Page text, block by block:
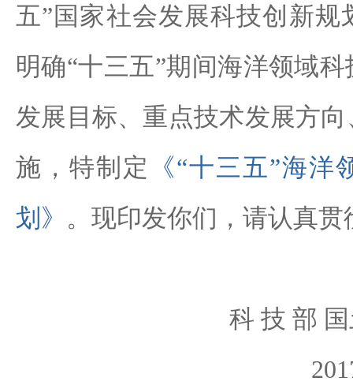
五”国家社会发展科技创新规
明确“十三五”期间海洋领域
发展目标、重点技术发展方
施，特制定
《“十三五”海
划》 。现印发你们，请认真贯
科 技 部